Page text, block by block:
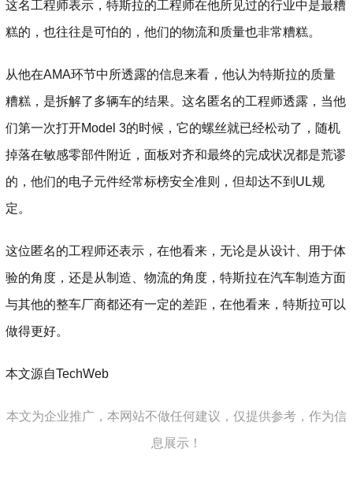
这名工程师表示，特斯拉的工程师在他所见过的行业中是最糟
糕的，也往往是可怕的，他们的物流和质量也非常糟糕。
从他在AMA环节中所透露的信息来看，他认为特斯拉的质量
糟糕，是拆解了多辆车的结果。这名匿名的工程师透露，当他
们第一次打开Model 3的时候，它的螺丝就已经松动了，随机
掉落在敏感零部件附近，面板对齐和最终的完成状况都是荒谬
的，他们的电子元件经常标榜安全准则，但却达不到UL规
定。
这位匿名的工程师还表示，在他看来，无论是从设计、用于体
验的角度，还是从制造、物流的角度，特斯拉在汽车制造方面
与其他的整车厂商都还有一定的差距，在他看来，特斯拉可以
做得更好。
本文源自TechWeb
本文为企业推广，本网站不做任何建议，仅提供参考，作为信
息展示！